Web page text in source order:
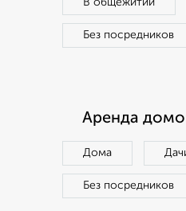
В общежитии
Без посредников
Аренда
Дома
Без посредников